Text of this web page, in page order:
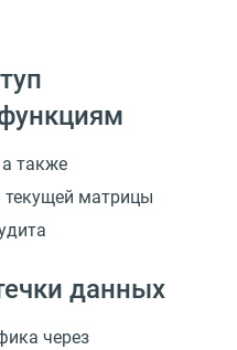
а также
матрицы
данных
через